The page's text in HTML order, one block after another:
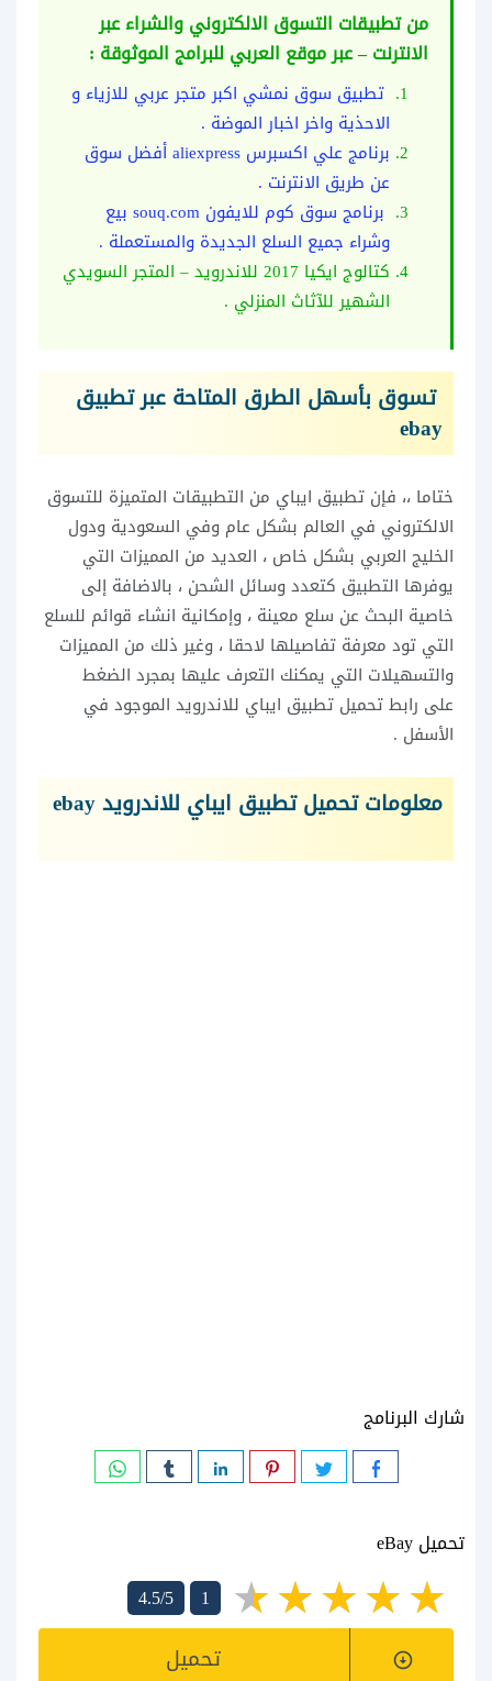
من تطبيقات التسوق الالكتروني والشراء عبر
الانترنت – عبر موقع العربي للبرامج الموثوقة :
تطبيق سوق نمشي اكبر متجر عربي للازياء و
الاحذية واخر اخبار الموضة .
برنامج علي اكسبرس aliexpress أفضل سوق
عن طريق الانترنت .
برنامج سوق كوم للايفون souq.com بيع
وشراء جميع السلع الجديدة والمستعملة .
كتالوج ايكيا 2017 للاندرويد – المتجر السويدي
الشهير للآثاث المنزلي .
تسوق بأسهل الطرق المتاحة عبر تطبيق
ebay
ختاما ،، فإن تطبيق ايباي من التطبيقات المتميزة للتسوق
الالكتروني في العالم بشكل عام وفي السعودية ودول
الخليج العربي بشكل خاص ، العديد من المميزات التي
يوفرها التطبيق كتعدد وسائل الشحن ، بالاضافة إلى
خاصية البحث عن سلع معينة ، وإمكانية انشاء قوائم للسلع
التي تود معرفة تفاصيلها لاحقا ، وغير ذلك من المميزات
والتسهيلات التي يمكنك التعرف عليها بمجرد الضغط
على رابط تحميل تطبيق ايباي للاندرويد الموجود في
الأسفل .
معلومات تحميل تطبيق ايباي للاندرويد ebay
شارك البرنامج
تحميل eBay
4.5/5
1
تحميل